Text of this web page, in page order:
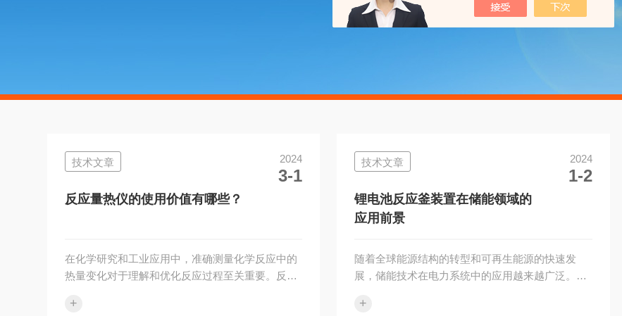
技术文章 2024
3-1
反应量热仪的使用价值有哪些？
在化学研究和工业应用中，准确测量化学反应中的
热量变化对于理解和优化反应过程至关重要。反应
反应热动力学的关键数据。一、科研与开发1.动力
+
技术文章 2024
1-2
锂电池反应釜装置在储能领域的
应用前景
随着全球能源结构的转型和可再生能源的快速发
展，储能技术在电力系统中的应用越来越广泛。锂
长循环寿命、快速充放电等优点，已经成为储能领
+